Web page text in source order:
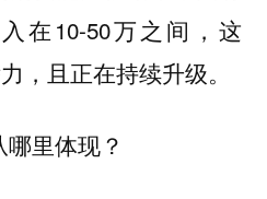
在10-50万之间，这
，且正在持续升级。
里体现？